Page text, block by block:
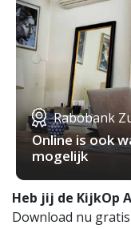
Rabobank
Online is ook
mogelijk
Heb jij de KijkOp
Download nu